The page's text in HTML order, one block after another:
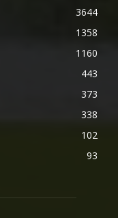
3644
1358
1160
443
373
338
102
93